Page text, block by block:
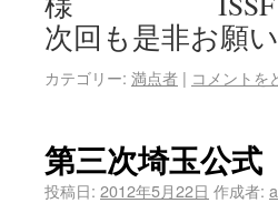
次回も是非お願
カテゴリー: 満点者 | コメントを
第三次埼玉公式
投稿日: 2012年5月22日 作成者: